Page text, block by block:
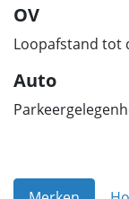
OV
Loopafstand tot
Auto